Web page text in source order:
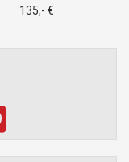
und XXL
135,- €